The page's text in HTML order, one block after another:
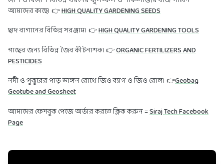
আমাদের কাছে। 👉HIGH QUALITY GARDENING SEEDS
ছাদ বাগানের বিভিন্ন সরঞ্জাম। 👉HIGH QUALITY GARDENING TOOLS
গাছের জন্য বিভিন্ন জৈব কীটনাশক। 👉ORGANIC FERTILIZERS AND
PESTICIDES
নদী ও পুকুরের পাড় ভাঙ্গন রোধে জিও ব্যাগ ও জিও রোল। 👉Geobag
Geotube and Geosheet
আমাদের ফেসবুক পেজে অর্ডার করতে ক্লিক করুন =Siraj Tech Facebook
Page